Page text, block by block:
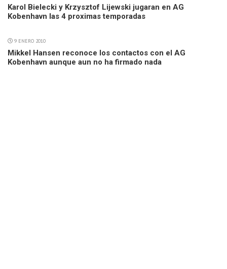
Karol Bielecki y Krzysztof Lijewski jugaran en AG
Kobenhavn las 4 proximas temporadas
9 ENERO 2010
Mikkel Hansen reconoce los contactos con el AG
Kobenhavn aunque aun no ha firmado nada